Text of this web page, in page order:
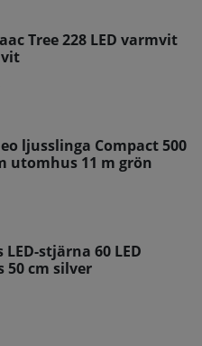
Tree 228 LED varmvit
vit
ljusslinga Compact 500
utomhus 11 m grön
stjärna 60 LED
cm silver